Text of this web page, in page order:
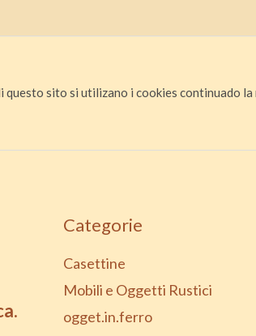
questo sito si utilizano i cookies continuado
Categorie
Casettine
Mobili e Oggetti Rustici
ogget.in.ferro